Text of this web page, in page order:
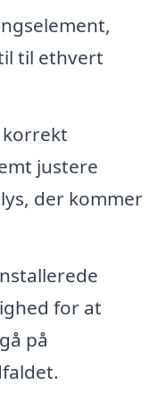
til ethvert
justere
der kommer
for at
på